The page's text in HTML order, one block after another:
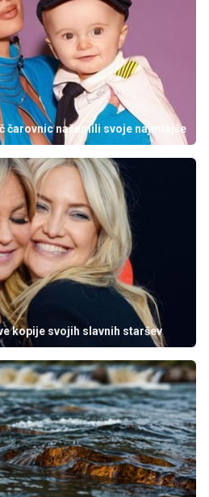
čarovnic našemili svoje najmlajše
kopije svojih slavnih staršev